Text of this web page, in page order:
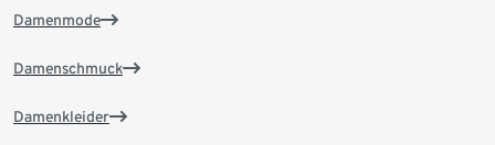
Damenmode
Damenschmuck
Damenkleider